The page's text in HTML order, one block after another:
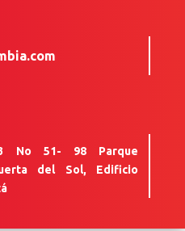
No 51- 98 Parque
del Sol, Edificio